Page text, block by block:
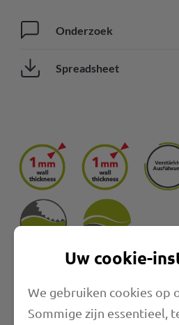
Onderzoek
Spreadsheet
Lengte
Uw cookie-
We gebruiken cookies op
Sommige zijn essentieel,